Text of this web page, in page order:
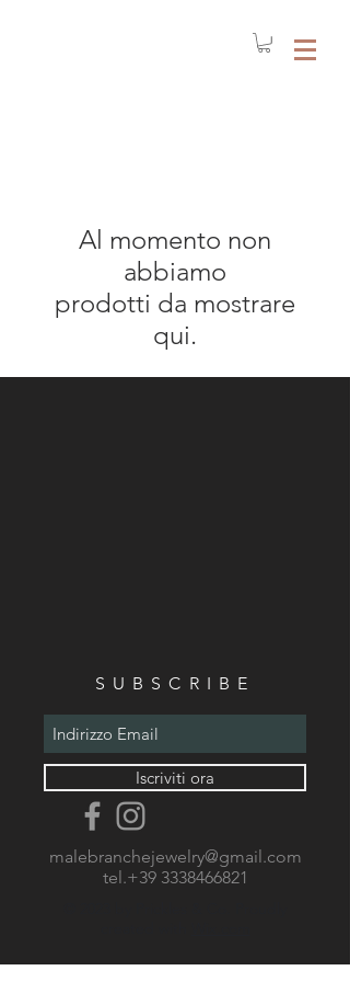
Al momento non
abbiamo
prodotti da mostrare
qui.
SUBSCRIBE
Iscriviti ora
malebranchejewelry@gmail.com
tel.+39 3338466821